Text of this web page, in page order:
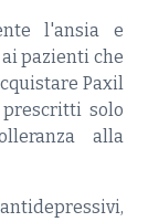
l'ansia e
pazienti che
Paxil
solo
alla